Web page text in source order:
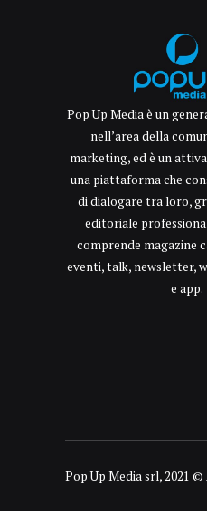
Pop Up Media è un
nell’area della
marketing, ed è un
una piattaforma che
di dialogare tra loro,
editoriale
comprende magazine
eventi, talk, newsletter,
e app.
Pop Up Media srl, 2021